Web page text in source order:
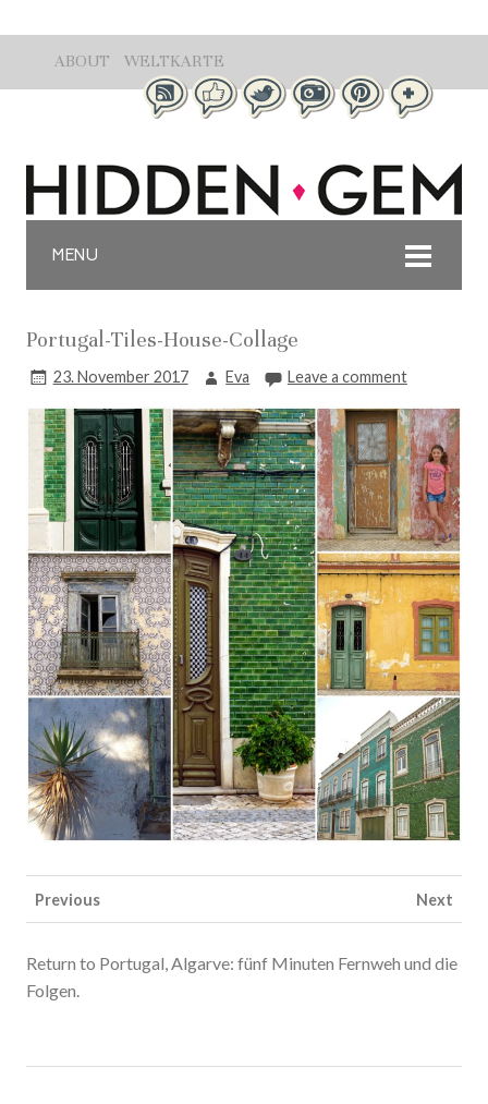
ABOUT WELTKARTE
MENU
Portugal-Tiles-House-Collage
23. November 2017 Eva Leave a comment
Previous Next
Return to Portugal, Algarve: fünf Minuten Fernweh und die
Folgen.